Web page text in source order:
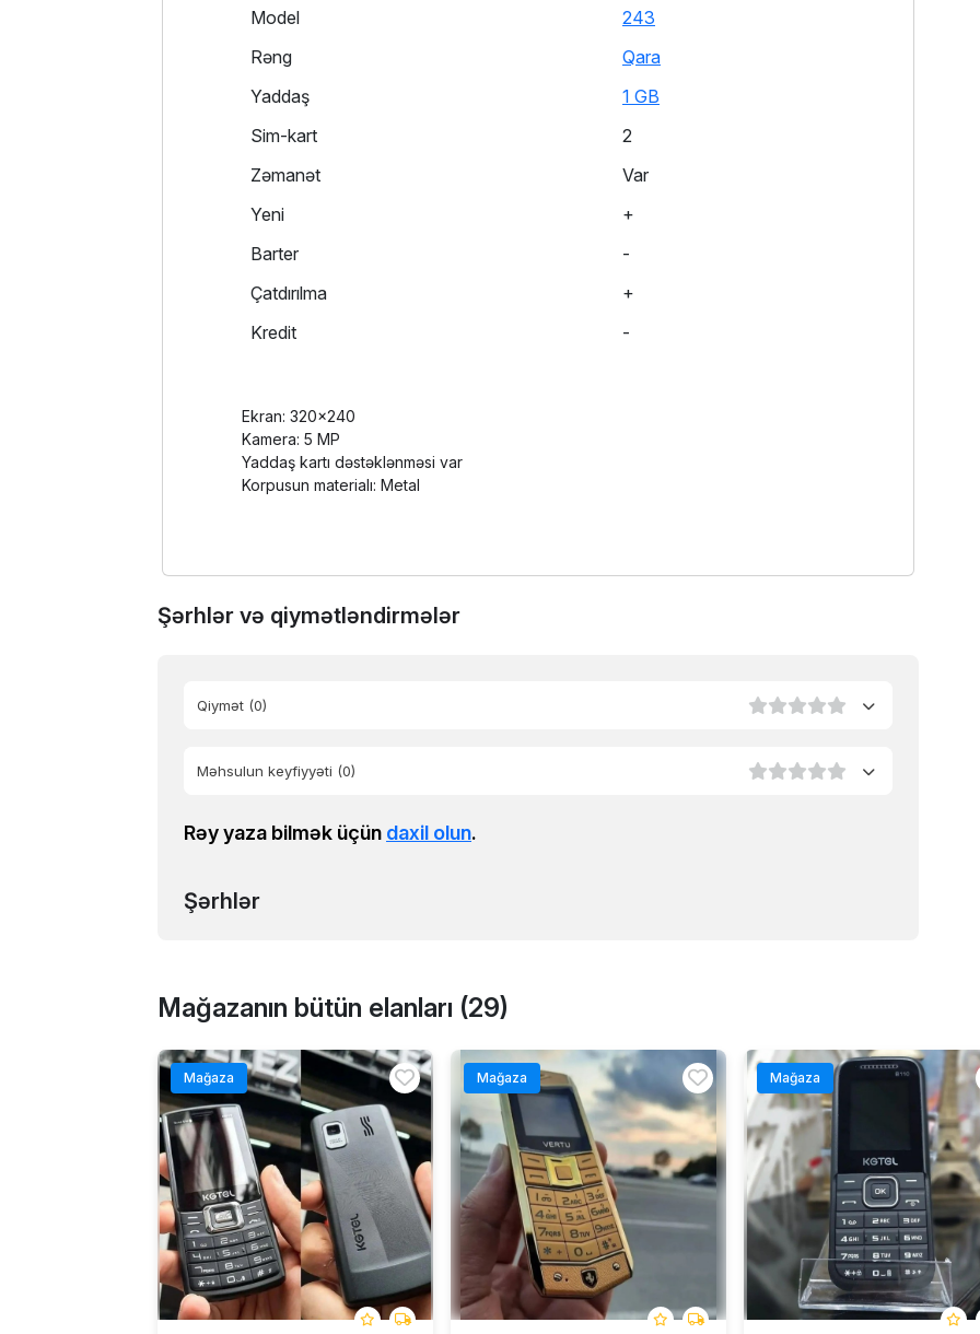
Model
243
Rəng
Qara
Yaddaş
1 GB
Sim-kart
2
Zəmanət
Var
Yeni
+
Barter
-
Çatdırılma
+
Kredit
-
Ekran: 320x240
Kamera: 5 MP
Yaddaş kartı dəstəklənməsi var
Korpusun materialı: Metal
Şərhlər və qiymətləndirmələr
Qiymət (0)
Məhsulun keyfiyyəti (0)
Rəy yaza bilmək üçün daxil olun.
Şərhlər
Mağazanın bütün elanları (29)
Mağaza Mağaza Mağaza